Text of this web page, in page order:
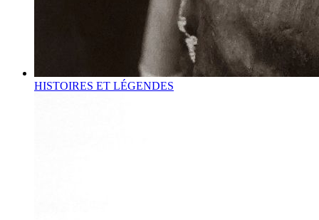
HISTOIRES ET LÉGENDES